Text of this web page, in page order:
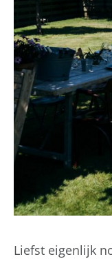
Liefst eigenlijk